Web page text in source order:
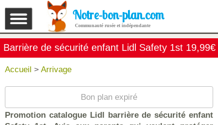
Notre-bon-plan.com
Communauté rusée et indépendante
Barrière de sécurité enfant Lidl Safety 1st 19,99€
Accueil > Arrivage
Bon plan expiré
Promotion catalogue Lidl barrière de sécurité enfant